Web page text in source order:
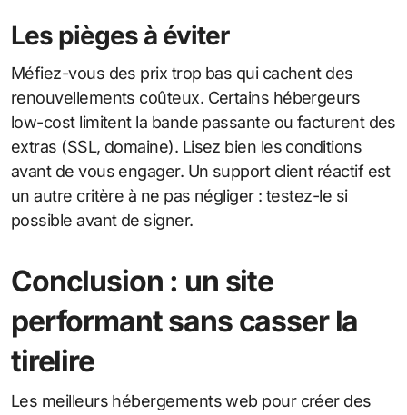
Les pièges à éviter
Méfiez-vous des prix trop bas qui cachent des
renouvellements coûteux. Certains hébergeurs
low-cost limitent la bande passante ou facturent des
extras (SSL, domaine). Lisez bien les conditions
avant de vous engager. Un support client réactif est
un autre critère à ne pas négliger : testez-le si
possible avant de signer.
Conclusion : un site
performant sans casser la
tirelire
Les meilleurs hébergements web pour créer des